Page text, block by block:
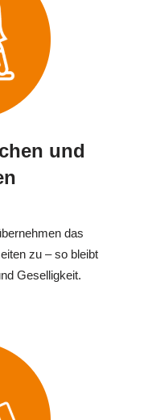
und
das
zu – so bleibt
Geselligkeit.